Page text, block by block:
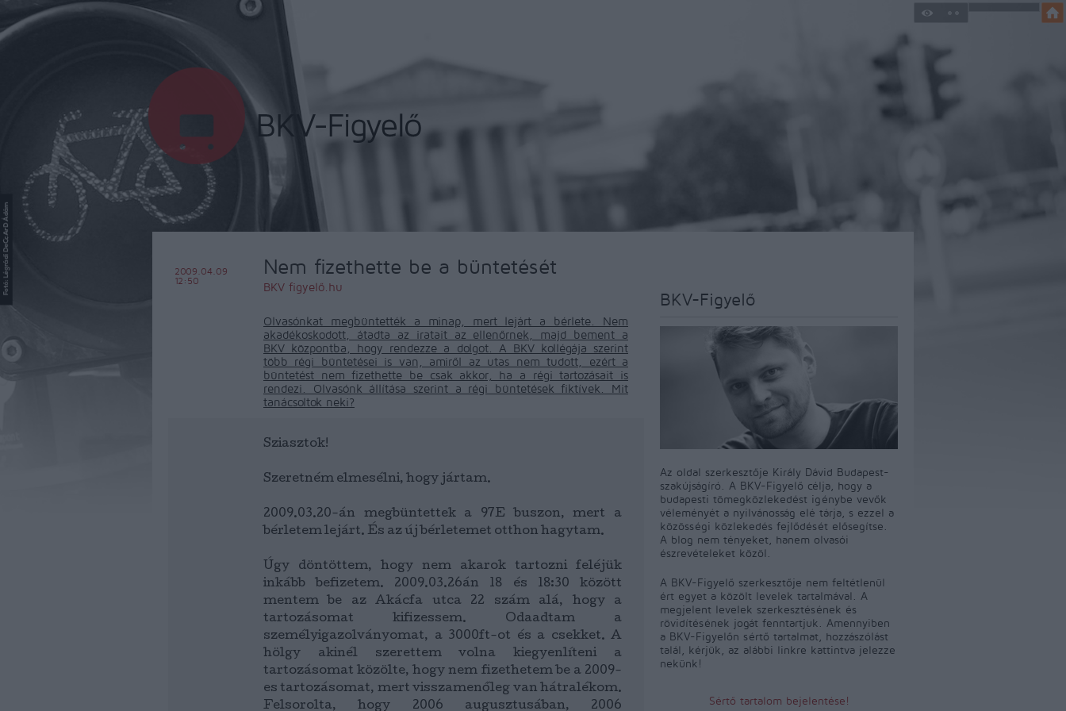
Nem fizethette be a büntetését
BKV figyelő.hu
2009.04.09
12:50
Olvasónkat megbüntették a minap, mert lejárt a bérlete. Nem
akadékoskodott, átadta az iratait az ellenőrnek, majd bement a
BKV központba, hogy rendezze a dolgot. A BKV kollégája szerint
több régi büntetései is van, amiről az utas nem tudott, ezért a
büntetést nem fizethette be csak akkor, ha a régi tartozásait is
rendezi. Olvasónk állítása szerint a régi büntetések fiktívek. Mit
tanácsoltok neki?
Sziasztok!
Szeretném elmesélni, hogy jártam.
2009.03.20-án megbüntettek a 97E buszon, mert a
bérletem lejárt. És az új bérletemet otthon hagytam.
Úgy döntöttem, hogy nem akarok tartozni feléjük
inkább befizetem. 2009.03.26án 18 és 18:30 között
mentem be az Akácfa utca 22 szám alá, hogy a
tartozásomat kifizessem. Odaadtam a
személyigazolványomat, a 3000ft-ot és a csekket. A
hölgy akinél szerettem volna kiegyenlíteni a
tartozásomat közölte, hogy nem fizethetem be a 2009-
es tartozásomat, mert visszamenőleg van hátralékom.
Felsorolta, hogy 2006 augusztusában, 2006
BKV-Figyelő
Az oldal szerkesztője Király Dávid Budapest-
szakújságíró. A BKV-Figyelő célja, hogy a
budapesti tömegközlekedést igénybe vevők
véleményét a nyilvánosság elé tárja, s ezzel a
közösségi közlekedés fejlődését elősegítse.
A blog nem tényeket, hanem olvasói
észrevételeket közöl.
A BKV-Figyelő szerkesztője nem feltétlenül
ért egyet a közölt levelek tartalmával. A
megjelent levelek szerkesztésének és
rövidítésének jogát fenntartjuk. Amennyiben
a BKV-Figyelőn sértő tartalmat, hozzászólást
talál, kérjük, az alábbi linkre kattintva jelezze
nekünk!
Sértő tartalom bejelentése!